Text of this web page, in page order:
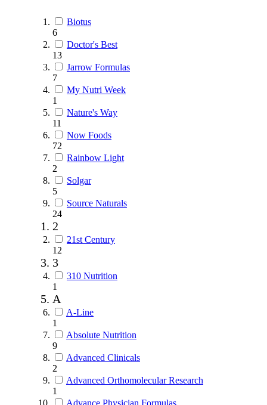
Biotus
6
Doctor's Best
13
Jarrow Formulas
7
My Nutri Week
1
Nature's Way
11
Now Foods
72
Rainbow Light
2
Solgar
5
Source Naturals
24
2
21st Century
12
3
310 Nutrition
1
A
A-Line
1
Absolute Nutrition
9
Advanced Clinicals
2
Advanced Orthomolecular Research
1
Advance Physician Formulas